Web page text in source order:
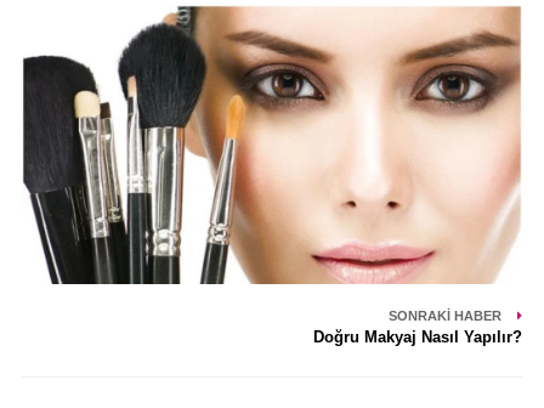
SONRAKI HABER
Doğru Makyaj Nasıl Yapılır?